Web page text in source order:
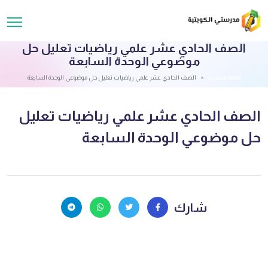
الصف الحادي عشر علمي رياضيات تعليل حل
موضوعي الوحدة السابعة
الصف الحادي عشر علمي رياضيات تعليل حل موضوعي الوحدة السابعة
الصف الحادي عشر علمي رياضيات تعليل
حل موضوعي الوحدة السابعة
شارك